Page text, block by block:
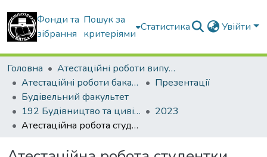
Фонди та
зібрання
Пошук за
критеріями
Статистика Увійти
Головна
Атестаційні роботи випускників
Атестаційні роботи бакалаврів
Презентації
Будівельний факультет
192 Будівництво та цивільна інженерія. Промислове і цивільне будівництво
2023
Атестаційна робота студентки Лісіциної Інни Олександрівни